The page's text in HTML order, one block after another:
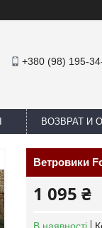
+380 (98) 195-
ВОЗВРАТ И
Ветровики
1 095 ₴